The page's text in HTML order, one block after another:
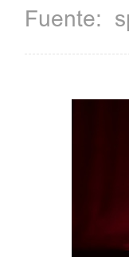
Fuente: